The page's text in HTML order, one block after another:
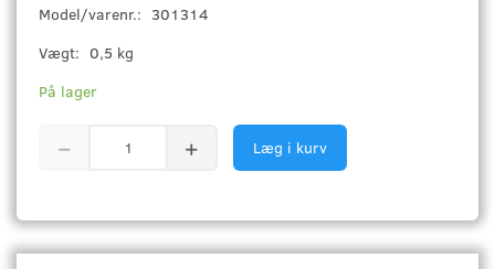
Model/varenr.: 301314
Vægt: 0,5 kg
På lager
Læg i kurv